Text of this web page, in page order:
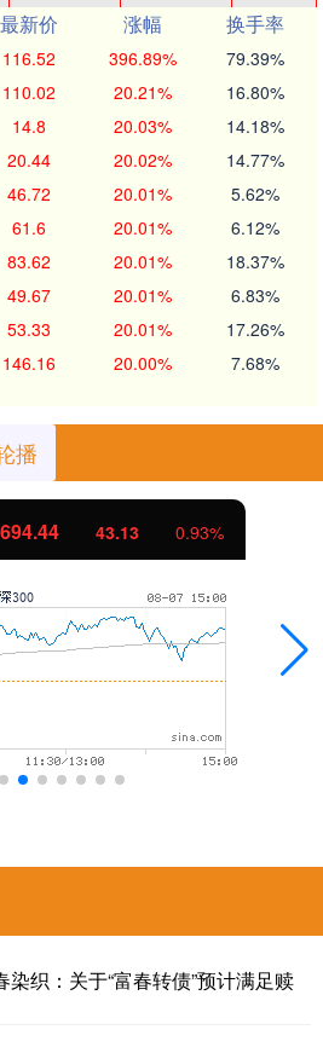
最新价 涨幅
换手率
116.52 396.89% 79.39%
110.02 20.21% 16.80%
14.8 20.03% 14.18%
20.44 20.02% 14.77%
46.72 20.01% 5.62%
61.6 20.01% 6.12%
83.62 20.01% 18.37%
49.67 20.01% 6.83%
53.33 20.01% 17.26%
146.16 20.00% 7.68%
播
11.37 1.01%
织：关于“富春转债”预计满足赎